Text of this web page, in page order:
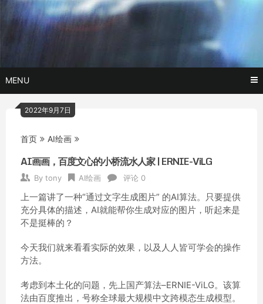
托尼不是
塔克
玩转AI黑科技,AI换脸，AI绘画，AI聊天….
MENU
2022年9月7日
首页 AI绘画
AI画画，百度文心的小桥流水人家 | ERNIE-ViLG
By tony AI绘画 评论 0
上一篇讲了一种“通过文字生成图片” 的AI算法。只要提供
充分具体的描述，AI就能帮你生成对应的图片，听起来是
不是挺棒的？
今天我们就来看看实际的效果，以及人人皆可学会的操作
方法。
考虑到本土化的问题，先上国产算法–ERNIE-ViLG。该算
法由百度推出，号称全球最大规模中文跨模态生成模型。